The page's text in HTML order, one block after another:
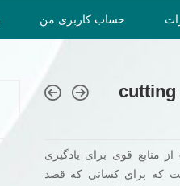
حساب کاربری من
مجموعه کتابهای کتاب cutting edge 3rd edition از منابع قوی برای یادگیری
که برای کسانی که قصد